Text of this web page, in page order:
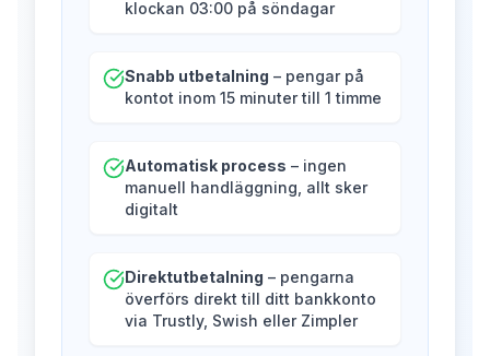
klockan 03:00 på söndagar
Snabb utbetalning – pengar på
kontot inom 15 minuter till 1 timme
Automatisk process – ingen
manuell handläggning, allt sker
digitalt
Direktutbetalning – pengarna
överförs direkt till ditt bankkonto
via Trustly, Swish eller Zimpler